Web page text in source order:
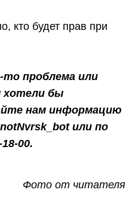
кто будет прав при
то проблема или
хотели бы
нам информацию
или по
00.
Фото от читателя